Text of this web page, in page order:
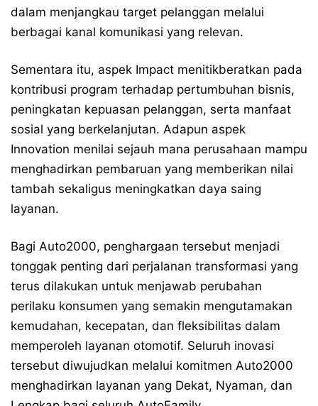
dalam menjangkau target pelanggan melalui
berbagai kanal komunikasi yang relevan.
Sementara itu, aspek Impact menitikberatkan pada
kontribusi program terhadap pertumbuhan bisnis,
peningkatan kepuasan pelanggan, serta manfaat
sosial yang berkelanjutan. Adapun aspek
Innovation menilai sejauh mana perusahaan mampu
menghadirkan pembaruan yang memberikan nilai
tambah sekaligus meningkatkan daya saing
layanan.
Bagi Auto2000, penghargaan tersebut menjadi
tonggak penting dari perjalanan transformasi yang
terus dilakukan untuk menjawab perubahan
perilaku konsumen yang semakin mengutamakan
kemudahan, kecepatan, dan fleksibilitas dalam
memperoleh layanan otomotif. Seluruh inovasi
tersebut diwujudkan melalui komitmen Auto2000
menghadirkan layanan yang Dekat, Nyaman, dan